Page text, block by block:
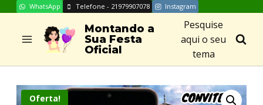
Skip
content
WhatsApp Telefone - 21979907078 Instagram
Montando a
Sua Festa
Oficial
Pesquise
aqui o seu
tema
Oferta!